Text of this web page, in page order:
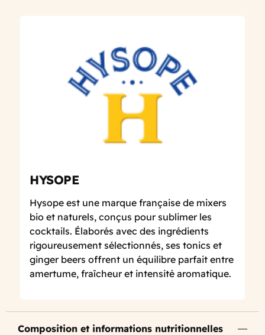
HYSOPE
Hysope est une marque française de mixers
bio et naturels, conçus pour sublimer les
cocktails. Élaborés avec des ingrédients
rigoureusement sélectionnés, ses tonics et
ginger beers offrent un équilibre parfait entre
amertume, fraîcheur et intensité aromatique.
Composition et informations nutritionnelles